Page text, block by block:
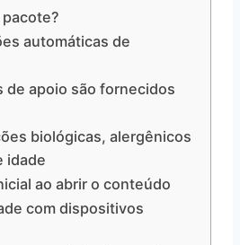
automáticas de
de apoio são fornecidos
biológicas, alergênicos
idade
ao abrir o conteúdo
com dispositivos